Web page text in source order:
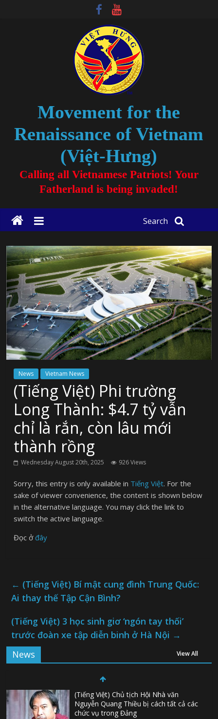
Movement for the
Renaissance of Vietnam
(Việt-Hưng)
Calling all Vietnamese Patriots! Your
Fatherland is being invaded!
Search
News Vietnam News
(Tiếng Việt) Phi trường
Long Thành: $4.7 tỷ vẫn
chỉ là rắn, còn lâu mới
thành rồng
Wednesday August 20th, 2025 926 Views
Sorry, this entry is only available in Tiếng Việt. For the
sake of viewer convenience, the content is shown below
in the alternative language. You may click the link to
switch the active language.
Đọc ởđây
← (Tiếng Việt) Bí mật cung đình Trung Quốc:
Ai thay thế Tập Cận Bình?
(Tiếng Việt) 3 học sinh giơ ‘ngón tay thối’
trước đoàn xe tập diễn binh ở Hà Nội →
News
View All
(Tiếng Việt) Chủ tịch Hội Nhà văn
Nguyễn Quang Thiều bị cách tất cả các
chức vụ trong Đảng